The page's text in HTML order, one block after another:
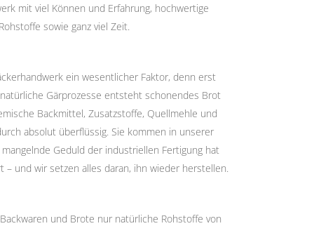
mit viel Können und Erfahrung, hochwertige
sowie ganz viel Zeit.
ein wesentlicher Faktor, denn erst
Gärprozesse entsteht schonendes Brot
Backmittel, Zusatzstoffe, Quellmehle und
absolut überflüssig. Sie kommen in unserer
Geduld der industriellen Fertigung hat
und wir setzen alles daran, ihn wieder herstellen.
und Brote nur natürliche Rohstoffe von